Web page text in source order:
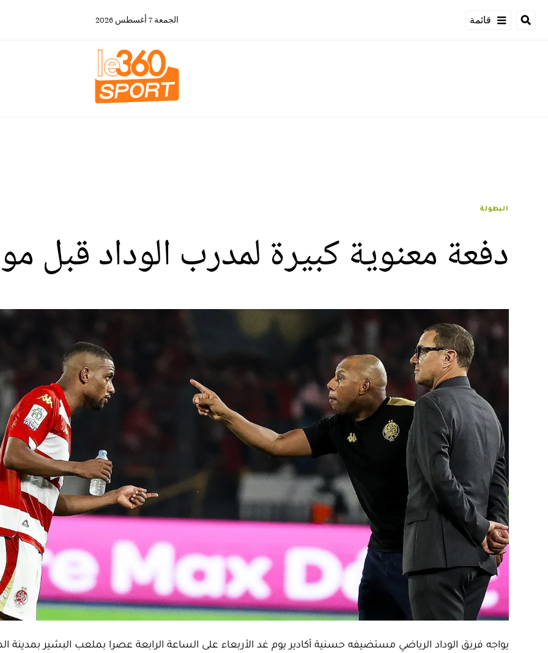
قائمة الجمعة 7 أغسطس 2026
البطولة
دفعة معنوية كبيرة لمدرب الوداد قبل
يواجه فريق الوداد الرياضي مستضيفه حسنية أكادير يوم غد الأربعاء على الساعة الرابعة عصرا بملعب البشير بمدينة